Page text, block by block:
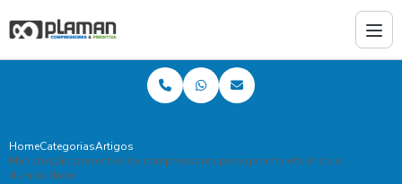
HomeCategoriasArtigos
Manutenção preventiva de compressores para garantir eficiência e
durabilidade